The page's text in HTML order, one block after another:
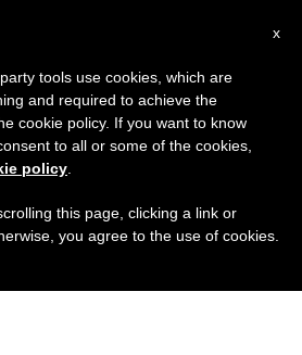
x
tools use cookies, which are
and required to achieve the
cookie policy. If you want to know
to all or some of the cookies,
policy
this page, clicking a link or
you agree to the use of cookies.